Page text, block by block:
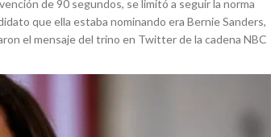
de 90 segundos, se limitó a seguir la norma
que ella estaba nominando era Bernie Sanders,
el mensaje del trino en Twitter de la cadena NBC